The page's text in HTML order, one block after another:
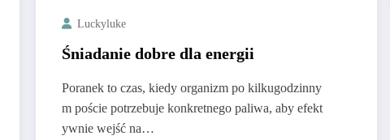
Luckyluke
Śniadanie dobre dla energii
Poranek to czas, kiedy organizm po kilkugodzinny
m poście potrzebuje konkretnego paliwa, aby efekt
ywnie wejść na…